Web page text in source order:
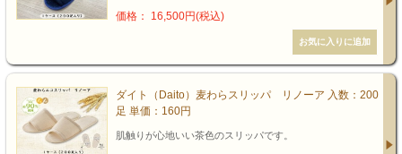
価格： 16,500円(税込)
ダイト（Daito）麦わらスリッパ リノーア 入数：200
足 単価：160円
肌触りが心地いい茶色のスリッパです。